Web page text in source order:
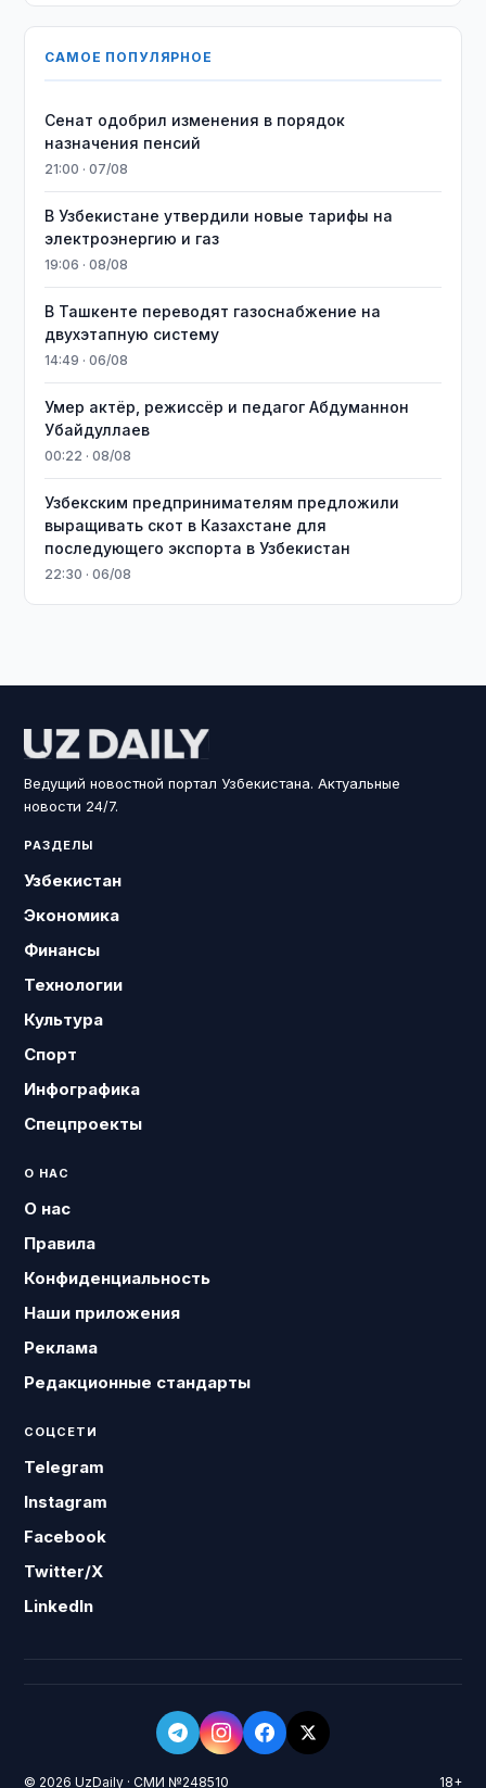
САМОЕ ПОПУЛЯРНОЕ
Сенат одобрил изменения в порядок
назначения пенсий
21:00 · 07/08
В Узбекистане утвердили новые тарифы на
электроэнергию и газ
19:06 · 08/08
В Ташкенте переводят газоснабжение на
двухэтапную систему
14:49 · 06/08
Умер актёр, режиссёр и педагог Абдуманнон
Убайдуллаев
00:22 · 08/08
Узбекским предпринимателям предложили
выращивать скот в Казахстане для
последующего экспорта в Узбекистан
22:30 · 06/08
Ведущий новостной портал Узбекистана. Актуальные
новости 24/7.
РАЗДЕЛЫ
Узбекистан
Экономика
Финансы
Технологии
Культура
Спорт
Инфографика
Спецпроекты
О НАС
О нас
Правила
Конфиденциальность
Наши приложения
Реклама
Редакционные стандарты
СОЦСЕТИ
Telegram
Instagram
Facebook
Twitter/X
LinkedIn
© 2026 UzDaily · СМИ №248510 18+